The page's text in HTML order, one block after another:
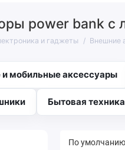
power bank с
и гаджеты Внешние
мобильные аксессуары
Бытовая техника